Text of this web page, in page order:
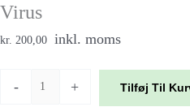
Virus
kr. 200,00 inkl. moms
- + Tilføj Til